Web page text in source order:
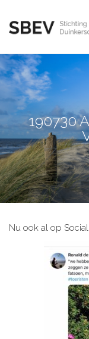
190730
Nu ook al op Social